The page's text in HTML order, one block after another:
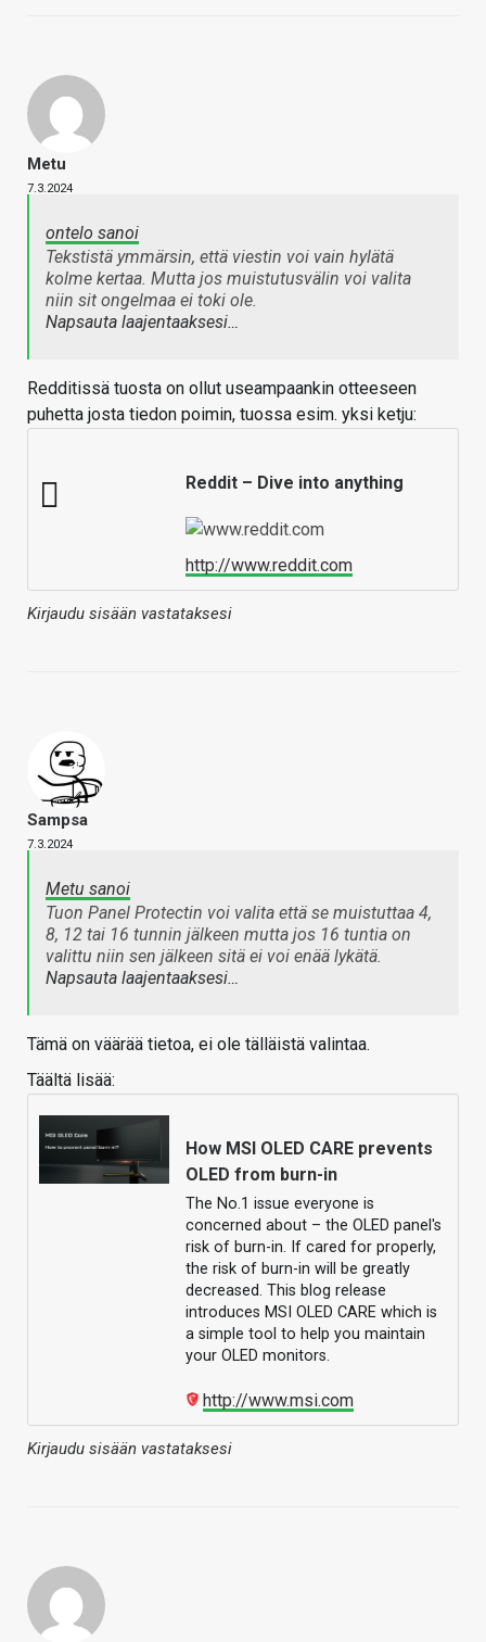
Metu
7.3.2024
ontelo sanoi
Tekstistä ymmärsin, että viestin voi vain hylätä
kolme kertaa. Mutta jos muistutusvälin voi valita
niin sit ongelmaa ei toki ole.
Napsauta laajentaaksesi…
Redditissä tuosta on ollut useampaankin otteeseen
puhetta josta tiedon poimin, tuossa esim. yksi ketju:
Reddit – Dive into anything
http://www.reddit.com
Kirjaudu sisään vastataksesi
Sampsa
7.3.2024
Metu sanoi
Tuon Panel Protectin voi valita että se muistuttaa 4,
8, 12 tai 16 tunnin jälkeen mutta jos 16 tuntia on
valittu niin sen jälkeen sitä ei voi enää lykätä.
Napsauta laajentaaksesi…
Tämä on väärää tietoa, ei ole tälläistä valintaa.
Täältä lisää:
How MSI OLED CARE prevents
OLED from burn-in
The No.1 issue everyone is
concerned about – the OLED panel's
risk of burn-in. If cared for properly,
the risk of burn-in will be greatly
decreased. This blog release
introduces MSI OLED CARE which is
a simple tool to help you maintain
your OLED monitors.
http://www.msi.com
Kirjaudu sisään vastataksesi